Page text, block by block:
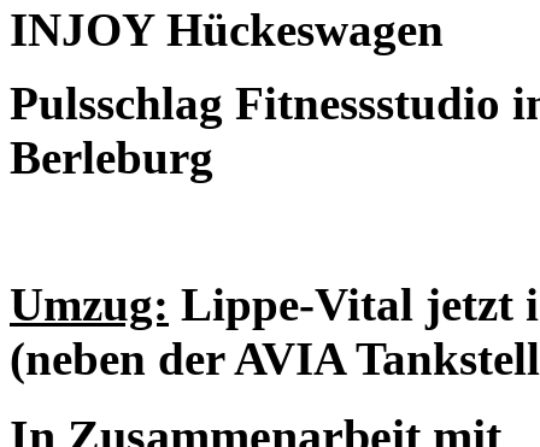
INJOY Hückeswagen
Pulsschlag Fitnessstudio
Berleburg
Umzug: Lippe-Vital jetzt
(neben der AVIA